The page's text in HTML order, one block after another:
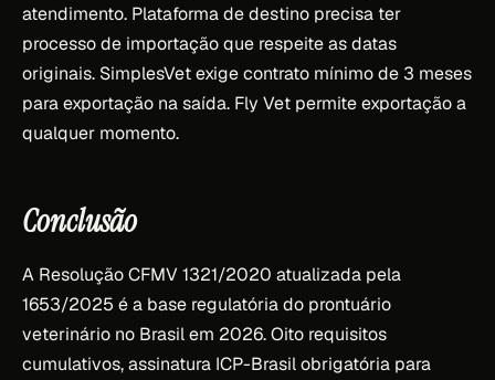
atendimento. Plataforma de destino precisa ter
processo de importação que respeite as datas
originais. SimplesVet exige contrato mínimo de 3 meses
para exportação na saída. Fly Vet permite exportação a
qualquer momento.
Conclusão
A Resolução CFMV 1321/2020 atualizada pela
1653/2025 é a base regulatória do prontuário
veterinário no Brasil em 2026. Oito requisitos
cumulativos, assinatura ICP-Brasil obrigatória para